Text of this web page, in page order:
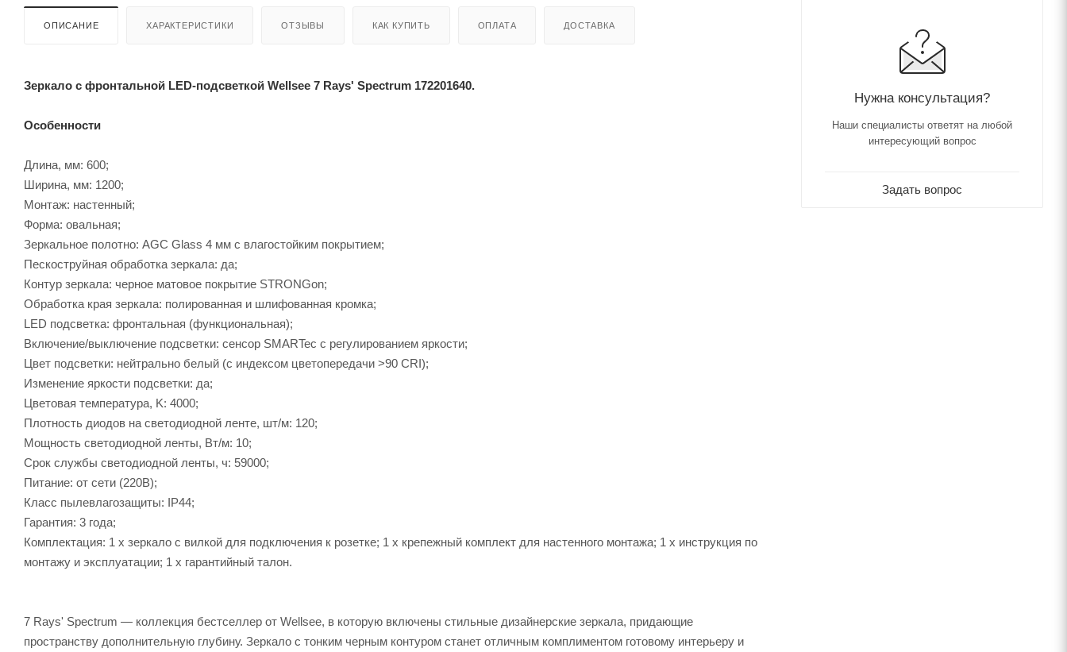
ОПИСАНИЕ ХАРАКТЕРИСТИКИ ОТЗЫВЫ КАК КУПИТЬ ОПЛАТА ДОСТАВКА
Зеркало с фронтальной LED-подсветкой Wellsee 7 Rays' Spectrum 172201640.
Особенности
Длина, мм: 600;
Ширина, мм: 1200;
Монтаж: настенный;
Форма: овальная;
Зеркальное полотно: AGC Glass 4 мм с влагостойким покрытием;
Пескоструйная обработка зеркала: да;
Контур зеркала: черное матовое покрытие STRONGon;
Обработка края зеркала: полированная и шлифованная кромка;
LED подсветка: фронтальная (функциональная);
Включение/выключение подсветки: сенсор SMARTec с регулированием яркости;
Цвет подсветки: нейтрально белый (с индексом цветопередачи >90 CRI);
Изменение яркости подсветки: да;
Цветовая температура, K: 4000;
Плотность диодов на светодиодной ленте, шт/м: 120;
Мощность светодиодной ленты, Вт/м: 10;
Срок службы светодиодной ленты, ч: 59000;
Питание: от сети (220B);
Класс пылевлагозащиты: IP44;
Гарантия: 3 года;
Комплектация: 1 x зеркало с вилкой для подключения к розетке; 1 x крепежный комплект для настенного монтажа; 1 x инструкция по
монтажу и эксплуатации; 1 x гарантийный талон.
7 Rays' Spectrum — коллекция бестселлер от Wellsee, в которую включены стильные дизайнерские зеркала, придающие
пространству дополнительную глубину. Зеркало с тонким черным контуром станет отличным комплиментом готовому интерьеру и
Нужна консультация?
Наши специалисты ответят на любой
интересующий вопрос
Задать вопрос